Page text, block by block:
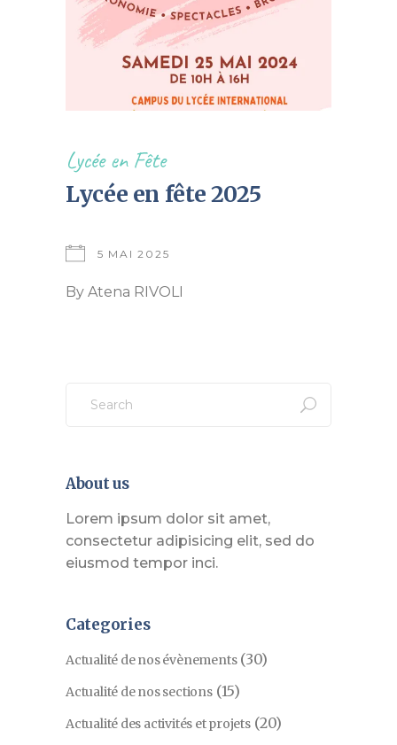
Lycée en Fête
Lycée en fête 2025
5 MAI 2025
By Atena RIVOLI
for:
About us
Lorem ipsum dolor sit amet,
consectetur adipisicing elit, sed do
eiusmod tempor inci.
Categories
Actualité de nos évènements(30)
Actualité de nos sections(15)
Actualité des activités et projets(20)